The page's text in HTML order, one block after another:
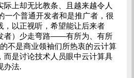
际上却无比教条、且越来越令人
一个普通开发者和是推广者，很
，以正视听，希望能让后来者
者）少走弯路——有所为、有所
不是商业领袖们所热衷的云计算
而是讨论技术人员眼中云计算具
办法.